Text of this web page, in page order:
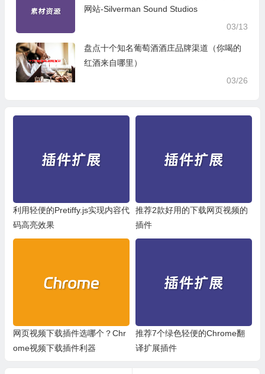
网站-Silverman Sound Studios
03/13
盘点十个知名葡萄酒酒庄品牌渠道（你喝的
红酒来自哪里）
03/26
利用轻便的Pretiffy.js实现内容代
码高亮效果
推荐2款好用的下载网页视频的
插件
网页视频下载插件选哪个？Chr
ome视频下载插件利器
推荐7个绿色轻便的Chrome翻
译扩展插件